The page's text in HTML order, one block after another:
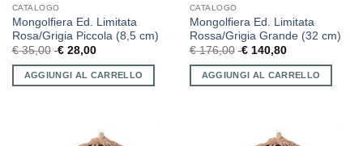
CATALOGO
Mongolfiera Ed. Limitata
Rosa/Grigia Piccola (8,5 cm)
€35,00 €28,00
AGGIUNGI AL CARRELLO
CATALOGO
Mongolfiera Ed. Limitata
Rossa/Grigia Grande (32 cm)
€176,00 €140,80
AGGIUNGI AL CARRELLO